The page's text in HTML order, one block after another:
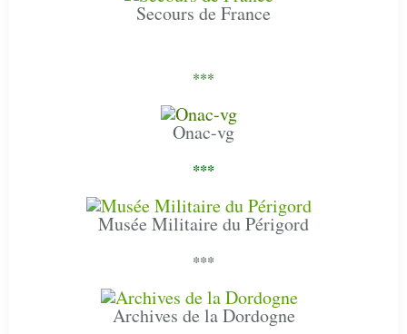
Secours de France
***
Onac-vg
***
Musée Militaire du Périgord
***
Archives de la Dordogne